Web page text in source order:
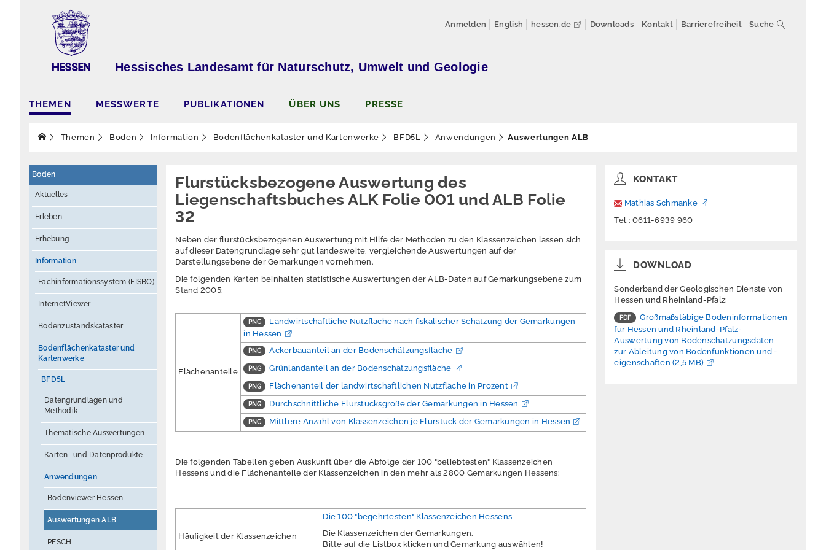
Anmelden English hessen.de Downloads Kontakt Barrierefreiheit Suche
Hessisches Landesamt für Naturschutz, Umwelt und Geologie
THEMEN MESSWERTE PUBLIKATIONEN ÜBER UNS PRESSE
Themen Boden Information Bodenflächenkataster und Kartenwerke BFD5L Anwendungen Auswertungen ALB
Boden
Aktuelles
Erleben
Erhebung
Information
Fachinformationssystem (FISBO)
InternetViewer
Bodenzustandskataster
Bodenflächenkataster und
Kartenwerke
BFD5L
Datengrundlagen und
Methodik
Thematische Auswertungen
Karten- und Datenprodukte
Anwendungen
Bodenviewer Hessen
Auswertungen ALB
PESCH
Flurstücksbezogene Auswertung des
Liegenschaftsbuches ALK Folie 001 und ALB Folie
32
Neben der flurstücksbezogenen Auswertung mit Hilfe der Methoden zu den Klassenzeichen lassen sich
auf dieser Datengrundlage sehr gut landesweite, vergleichende Auswertungen auf der
Darstellungsebene der Gemarkungen vornehmen.
Die folgenden Karten beinhalten statistische Auswertungen der ALB-Daten auf Gemarkungsebene zum
Stand 2005:
Flächenanteile
Landwirtschaftliche Nutzfläche nach fiskalischer Schätzung der Gemarkungen
in Hessen
Ackerbauanteil an der Bodenschätzungsfläche
Grünlandanteil an der Bodenschätzungsfläche
Flächenanteil der landwirtschaftlichen Nutzfläche in Prozent
Durchschnittliche Flurstücksgröße der Gemarkungen in Hessen
Mittlere Anzahl von Klassenzeichen je Flurstück der Gemarkungen in Hessen
Die folgenden Tabellen geben Auskunft über die Abfolge der 100 "beliebtesten" Klassenzeichen
Hessens und die Flächenanteile der Klassenzeichen in den mehr als 2800 Gemarkungen Hessens:
Häufigkeit der Klassenzeichen
Die 100 "begehrtesten" Klassenzeichen Hessens
Die Klassenzeichen der Gemarkungen.
Bitte auf die Listbox klicken und Gemarkung auswählen!
KONTAKT
Mathias Schmanke
Tel.: 0611-6939 960
DOWNLOAD
Sonderband der Geologischen Dienste von
Hessen und Rheinland-Pfalz:
Großmaßstäbige Bodeninformationen
für Hessen und Rheinland-Pfalz-
Auswertung von Bodenschätzungsdaten
zur Ableitung von Bodenfunktionen und -
eigenschaften (2,5 MB)